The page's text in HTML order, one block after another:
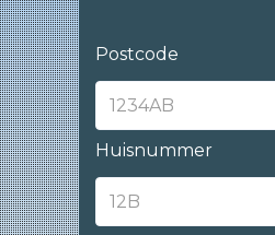
Postcode
Huisnummer